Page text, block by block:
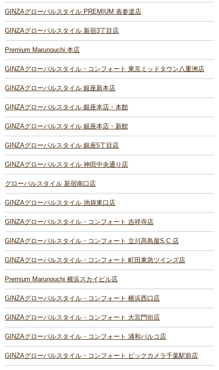
GINZAグローバルスタイル PREMIUM 表参道店
GINZAグローバルスタイル 新宿3丁目店
Premium Marunouchi 本店
GINZAグローバルスタイル・コンフォート 東京ミッドタウン八重洲店
GINZAグローバルスタイル 銀座新本店
GINZAグローバルスタイル 銀座本店・本館
GINZAグローバルスタイル 銀座本店・新館
GINZAグローバルスタイル 銀座5丁目店
GINZAグローバルスタイル 神田中央通り店
グローバルスタイル 新宿南口店
GINZAグローバルスタイル 池袋東口店
GINZAグローバルスタイル・コンフォート 吉祥寺店
GINZAグローバルスタイル・コンフォート 立川髙島屋S.C.店
GINZAグローバルスタイル・コンフォート 町田東急ツインズ店
Premium Marunouchi 横浜スカイビル店
GINZAグローバルスタイル・コンフォート 横浜西口店
GINZAグローバルスタイル・コンフォート 大宮門街店
GINZAグローバルスタイル・コンフォート 浦和パルコ店
GINZAグローバルスタイル・コンフォート ビックカメラ千葉駅前店